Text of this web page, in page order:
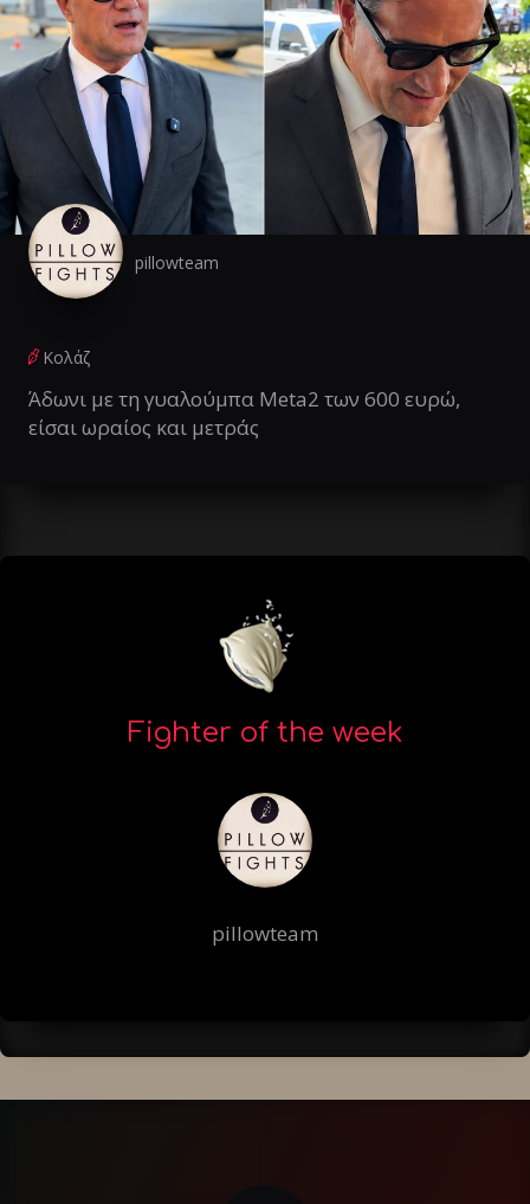
pillowteam
Κολάζ
Άδωνι με τη γυαλούμπα Meta2 των 600 ευρώ,
είσαι ωραίος και μετράς
Fighter of the week
pillowteam